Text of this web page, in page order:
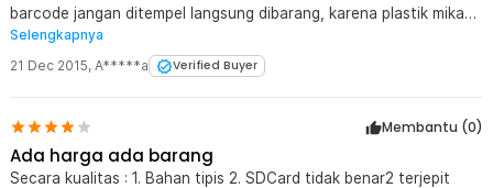
barcode jangan ditempel langsung dibarang, karena plastik mika
agak tipis jadi pas dicabut agak susah.. But oberall harga luar
biasa..
Selengkapnya
21 Dec 2015, A*****a Verified Buyer
Membantu (0)
Ada harga ada barang
Secara kualitas : 1. Bahan tipis 2. SDCard tidak benar2 terjepit